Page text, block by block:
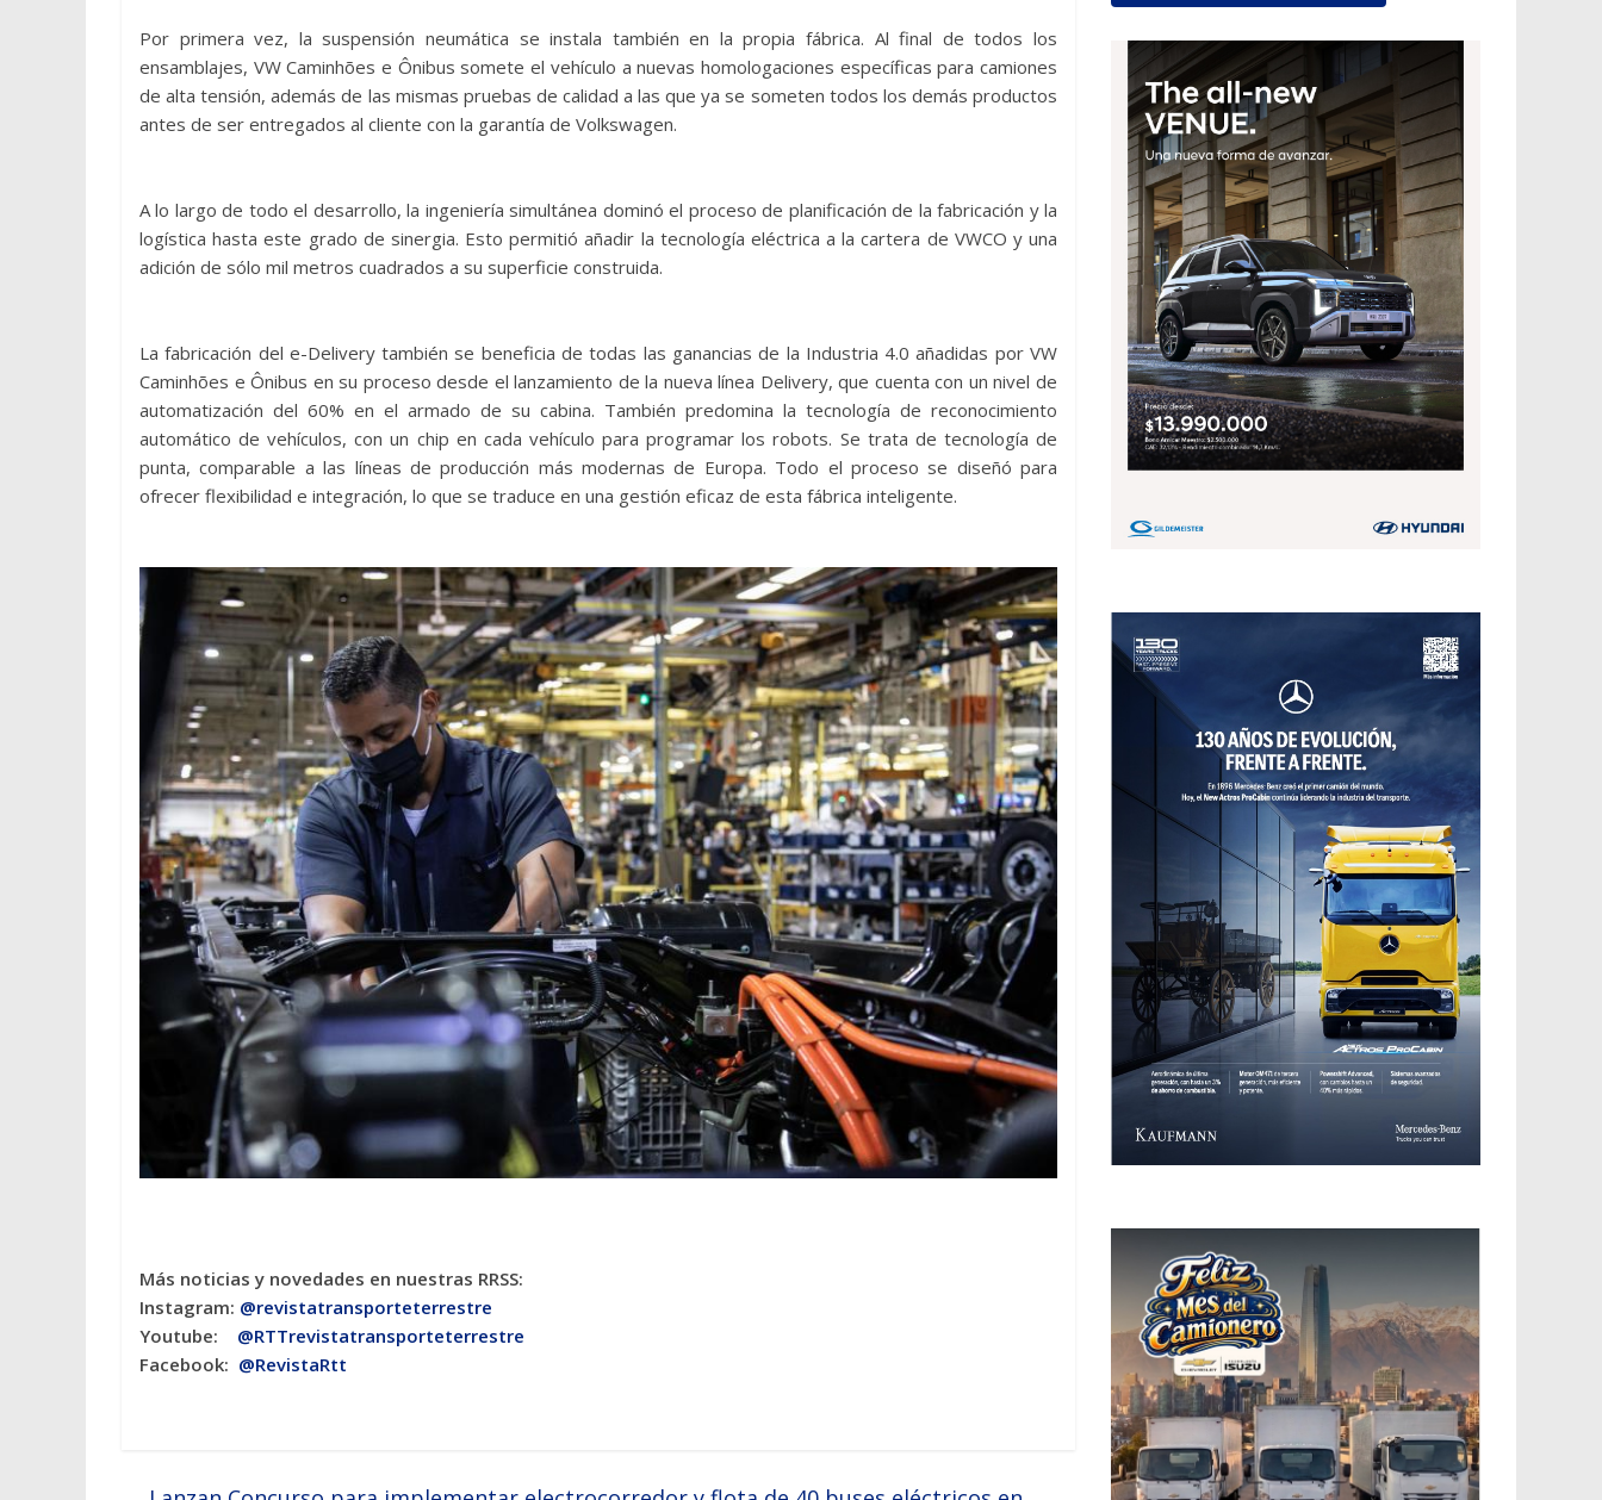
Por primera vez, la suspensión neumática se instala también en la propia fábrica. Al final de todos los
ensamblajes, VW Caminhões e Ônibus somete el vehículo a nuevas homologaciones específicas para camiones
de alta tensión, además de las mismas pruebas de calidad a las que ya se someten todos los demás productos
antes de ser entregados al cliente con la garantía de Volkswagen.
A lo largo de todo el desarrollo, la ingeniería simultánea dominó el proceso de planificación de la fabricación y la
logística hasta este grado de sinergia. Esto permitió añadir la tecnología eléctrica a la cartera de VWCO y una
adición de sólo mil metros cuadrados a su superficie construida.
La fabricación del e-Delivery también se beneficia de todas las ganancias de la Industria 4.0 añadidas por VW
Caminhões e Ônibus en su proceso desde el lanzamiento de la nueva línea Delivery, que cuenta con un nivel de
automatización del 60% en el armado de su cabina. También predomina la tecnología de reconocimiento
automático de vehículos, con un chip en cada vehículo para programar los robots. Se trata de tecnología de
punta, comparable a las líneas de producción más modernas de Europa. Todo el proceso se diseñó para
ofrecer flexibilidad e integración, lo que se traduce en una gestión eficaz de esta fábrica inteligente.
Más noticias y novedades en nuestras RRSS:
Instagram: @revistatransporteterrestre
Youtube: @RTTrevistatransporteterrestre
Facebook: @RevistaRtt